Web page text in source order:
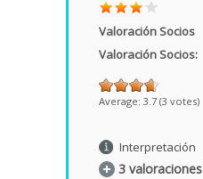
Valoración Socios
Valoración Socios:
Average: 3.7 (3 votes)
Interpretación
3 valoraciones